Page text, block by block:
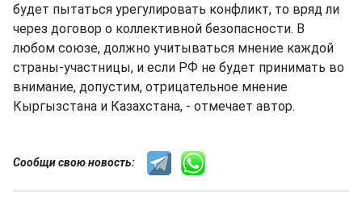
будет пытаться урегулировать конфликт, то вряд ли
через договор о коллективной безопасности. В
любом союзе, должно учитываться мнение каждой
страны-участницы, и если РФ не будет принимать во
внимание, допустим, отрицательное мнение
Кыргызстана и Казахстана, - отмечает автор.
Сообщи свою новость: